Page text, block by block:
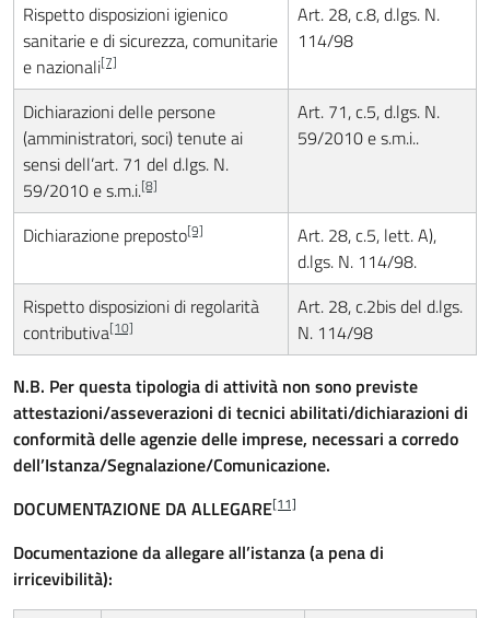
Rispetto disposizioni igienico
sanitarie e di sicurezza, comunitarie
e nazionali[7]
Art. 28, c.8, d.lgs. N.
114/98
Dichiarazioni delle persone
(amministratori, soci) tenute ai
sensi dell’art. 71 del d.lgs. N.
59/2010 e s.m.i.[8]
Art. 71, c.5, d.lgs. N.
59/2010 e s.m.i..
Dichiarazione preposto[9]
Art. 28, c.5, lett. A),
d.lgs. N. 114/98.
Rispetto disposizioni di regolarità
contributiva[10]
Art. 28, c.2bis del d.lgs.
N. 114/98
N.B. Per questa tipologia di attività non sono previste
attestazioni/asseverazioni di tecnici abilitati/dichiarazioni di
conformità delle agenzie delle imprese, necessari a corredo
dell’Istanza/Segnalazione/Comunicazione.
DOCUMENTAZIONE DA ALLEGARE[11]
Documentazione da allegare all’istanza (a pena di
irricevibilità):